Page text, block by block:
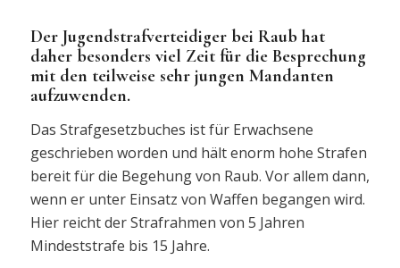
Der Jugendstrafverteidiger bei Raub hat
daher besonders viel Zeit für die Besprechung
mit den teilweise sehr jungen Mandanten
aufzuwenden.
Das Strafgesetzbuches ist für Erwachsene
geschrieben worden und hält enorm hohe Strafen
bereit für die Begehung von Raub. Vor allem dann,
wenn er unter Einsatz von Waffen begangen wird.
Hier reicht der Strafrahmen von 5 Jahren
Mindeststrafe bis 15 Jahre.